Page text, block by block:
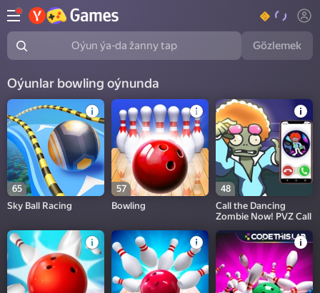
Oýun ýa-da žanny tap Gözlemek
Oýunlar bowling oýnunda
65
Sky Ball Racing
57
Bowling
48
Call the Dancing
Zombie Now! PVZ Call